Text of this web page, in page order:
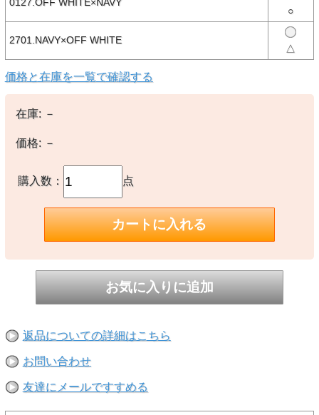
○中国製
【備考】
※撮影時の環境やご使用のPCモニター等の環境により実際の色味と
※当店取扱い商品は一部店頭在庫と共有をしております。
ご注文時に「在庫あり」の表示でも、実際は売り違いにより欠品が発
す。完売や欠品の場合は大変ご迷惑をおかけしますが、予めご了承の
うえ注文いただきますようお願い申し上げます。
0127.OFF WHITE×NAVY
○
2701.NAVY×OFF WHITE
△
価格と在庫を一覧で確認する
在庫: －
価格:－
購入数： 点
返品についての詳細はこちら
お問い合わせ
友達にメールですすめる